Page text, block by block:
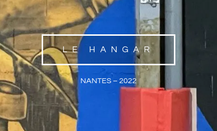
LE HANGAR
NANTES – 2022